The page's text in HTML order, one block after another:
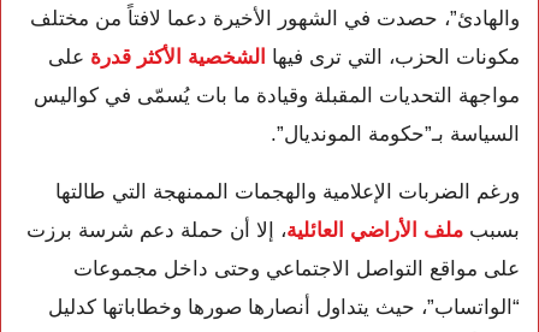
والهادئ”، حصدت في الشهور الأخيرة دعما لافتاً من مختلف
مكونات الحزب، التي ترى فيها الشخصية الأكثر قدرة على
مواجهة التحديات المقبلة وقيادة ما بات يُسمّى في كواليس
السياسة بـ”حكومة المونديال”.
ورغم الضربات الإعلامية والهجمات الممنهجة التي طالتها
بسبب ملف الأراضي العائلية، إلا أن حملة دعم شرسة برزت
على مواقع التواصل الاجتماعي وحتى داخل مجموعات
“الواتساب”، حيث يتداول أنصارها صورها وخطاباتها كدليل